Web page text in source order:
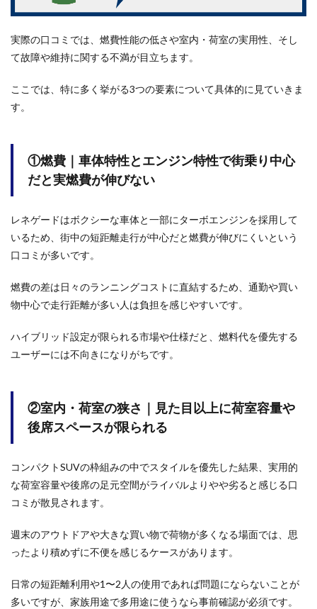
ン特
街乗
心だ
燃費
②室
内・
荷室
さ｜
見た
目以
上に
や後
席ス
限ら
れる
障・
維持
費｜
えの
部品
代・
修理
個体
よる
性の
実際の口コミでは、燃費性能の低さや室内・荷室の実用性、そし
て故障や維持に関する不満が目立ちます。
ここでは、特に多く挙がる3つの要素について具体的に見ていきま
す。
①燃費｜車体特性とエンジン特性で街乗り中心
だと実燃費が伸びない
レネゲードはボクシーな車体と一部にターボエンジンを採用して
いるため、街中の短距離走行が中心だと燃費が伸びにくいという
口コミが多いです。
燃費の差は日々のランニングコストに直結するため、通勤や買い
物中心で走行距離が多い人は負担を感じやすいです。
ハイブリッド設定が限られる市場や仕様だと、燃料代を優先する
ユーザーには不向きになりがちです。
②室内・荷室の狭さ｜見た目以上に荷室容量や
後席スペースが限られる
コンパクトSUVの枠組みの中でスタイルを優先した結果、実用的
な荷室容量や後席の足元空間がライバルよりやや劣ると感じる口
コミが散見されます。
週末のアウトドアや大きな買い物で荷物が多くなる場面では、思
ったより積めずに不便を感じるケースがあります。
日常の短距離利用や1〜2人の使用であれば問題にならないことが
多いですが、家族用途で多用途に使うなら事前確認が必須です。